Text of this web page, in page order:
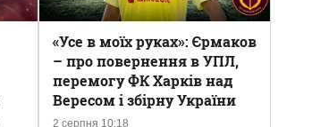
2 серпня 10:18
«Усе в моїх руках»: Єрмаков
– про повернення в УПЛ,
перемогу ФК Харків над
Вересом і збірну України